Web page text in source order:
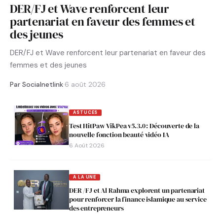
DER/FJ et Wave renforcent leur
partenariat en faveur des femmes et
des jeunes
DER/FJ et Wave renforcent leur partenariat en faveur des
femmes et des jeunes
Par Socialnetlink·6 août 2026
ASTUCES
Test HitPaw VikPea v5.3.0 : Découverte de la
nouvelle fonction beauté vidéo IA
6 Août 2026
A LA UNE
DER /FJ et Al Rahma explorent un partenariat
pour renforcer la finance islamique au service
des entrepreneurs